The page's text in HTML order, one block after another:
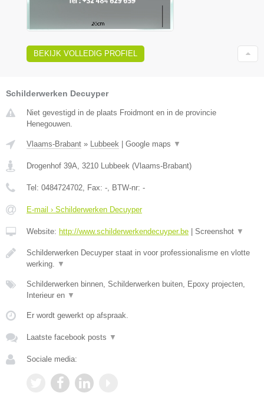
BEKIJK VOLLEDIG PROFIEL
Schilderwerken Decuyper
Niet gevestigd in de plaats Froidmont en in de provincie
Henegouwen.
Vlaams-Brabant » Lubbeek | Google maps ▼
Drogenhof 39A 3210 Lubbeek (Vlaams-Brabant)
Tel: 0484724702 , Fax: - , BTW-nr: -
E-mail › Schilderwerken Decuyper
Website: http://www.schilderwerkendecuyper.be | Screenshot ▼
Schilderwerken Decuyper staat in voor professionalisme en vlotte
werking.
▼
Schilderwerken binnen, Schilderwerken buiten, Epoxy projecten,
Interieur en ▼
Er wordt gewerkt op afspraak.
Laatste facebook posts ▼
Sociale media: